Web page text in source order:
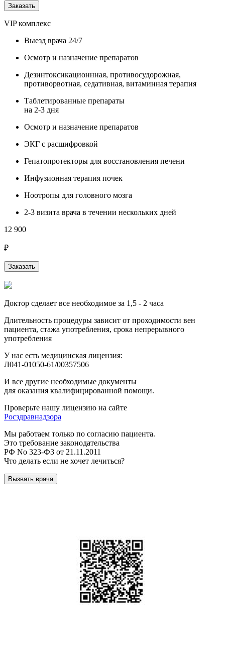
Заказать
VIP комплекс
Выезд врача 24/7
Осмотр и назначение препаратов
Дезинтоксикационнная, противосудорожная,
противорвотная, седативная, витаминная терапия
Таблетированные препараты
на 2-3 дня
Осмотр и назначение препаратов
ЭКГ с расшифровкой
Гепатопротекторы для восстановления печени
Инфузионная терапия почек
Ноотропы для головного мозга
2-3 визита врача в течении нескольких дней
12 900
₽
Заказать
Доктор сделает все необходимое за 1,5 - 2 часа
Длительность процедуры зависит от проходимости вен
пациента, стажа употребления, срока непрерывного
употребления
У нас есть медицинская лицензия:
Л041-01050-61/00357506
И все другие необходимые документы
для оказания квалифицированной помощи.
Проверьте нашу лицензию на сайте
Росздравнадзора
Мы работаем только по согласию пациента.
Это требование законодательства
РФ No 323-ФЗ от 21.11.2011
Что делать если не хочет лечиться?
Вызвать врача